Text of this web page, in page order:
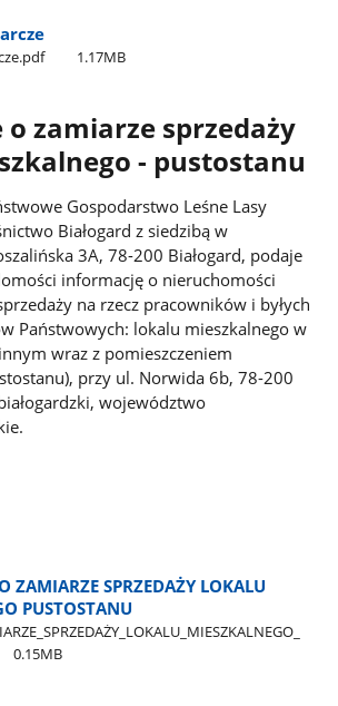
1.17MB
o zamiarze sprzedaży
- pustostanu
Gospodarstwo Leśne Lasy
Białogard z siedzibą w
3A, 78-200 Białogard, podaje
informację o nieruchomości
na rzecz pracowników i byłych
Państwowych: lokalu mieszkalnego w
wraz z pomieszczeniem
przy ul. Norwida 6b, 78-200
województwo
ZAMIARZE SPRZEDAŻY LOKALU
PUSTOSTANU
0.15MB